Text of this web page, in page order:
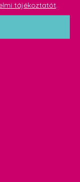
tájékoztatót.